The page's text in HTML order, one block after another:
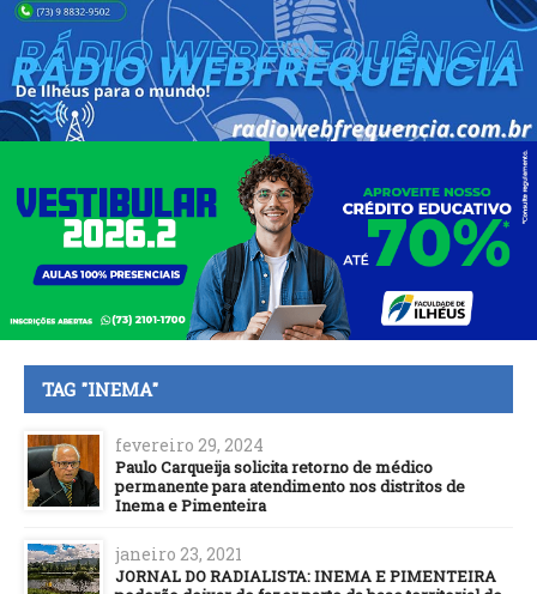
TAG "INEMA"
fevereiro 29, 2024
Paulo Carqueija solicita retorno de médico
permanente para atendimento nos distritos de
Inema e Pimenteira
janeiro 23, 2021
JORNAL DO RADIALISTA: INEMA E PIMENTEIRA